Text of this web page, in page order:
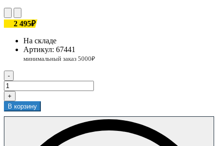
2 495₽
На складе
Артикул: 67441
-
+
В корзину